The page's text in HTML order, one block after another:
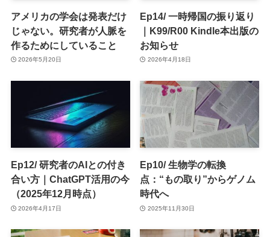
アメリカの学会は発表だけ
じゃない。研究者が人脈を
作るためにしていること
2026年5月20日
Ep14/ 一時帰国の振り返り
｜K99/R00 Kindle本出版の
お知らせ
2026年4月18日
Ep12/ 研究者のAIとの付き
合い方｜ChatGPT活用の今
（2025年12月時点）
2026年4月17日
Ep10/ 生物学の転換
点：“もの取り”からゲノム
時代へ
2025年11月30日